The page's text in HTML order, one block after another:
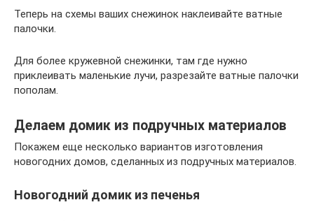
Теперь на схемы ваших снежинок наклеивайте ватные
палочки.
Для более кружевной снежинки, там где нужно
приклеивать маленькие лучи, разрезайте ватные палочки
пополам.
Делаем домик из подручных материалов
Покажем еще несколько вариантов изготовления
новогодних домов, сделанных из подручных материалов.
Новогодний домик из печенья